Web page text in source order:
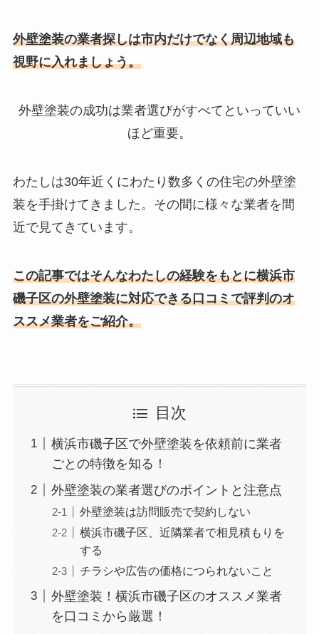
外壁塗装の業者探しは市内だけでなく周辺地域も
視野に入れましょう。
外壁塗装の成功は業者選びがすべてといっていい
ほど重要。
わたしは30年近くにわたり数多くの住宅の外壁塗
装を手掛けてきました。その間に様々な業者を間
近で見てきています。
この記事ではそんなわたしの経験をもとに横浜市
磯子区の外壁塗装に対応できる口コミで評判のオ
ススメ業者をご紹介。
目次
横浜市磯子区で外壁塗装を依頼前に業者
ごとの特徴を知る！
外壁塗装の業者選びのポイントと注意点
外壁塗装は訪問販売で契約しない
横浜市磯子区、近隣業者で相見積もりを
する
チラシや広告の価格につられないこと
外壁塗装！横浜市磯子区のオススメ業者
を口コミから厳選！